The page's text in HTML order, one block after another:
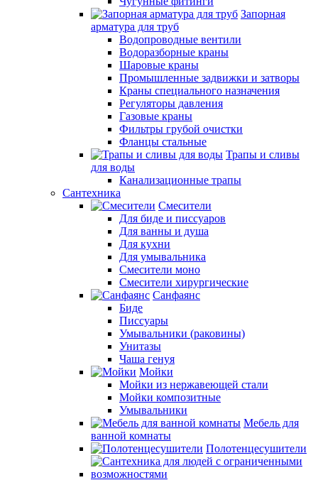
Запорная
арматура для труб
Водопроводные вентили
Водоразборные краны
Шаровые краны
Промышленные задвижки и затворы
Краны специального назначения
Регуляторы давления
Газовые краны
Фильтры грубой очистки
Фланцы стальные
Трапы и сливы
для воды
Канализационные трапы
Сантехника
Смесители
Для биде и писсуаров
Для ванны и душа
Для кухни
Для умывальника
Смесители моно
Смесители хирургические
Санфаянс
Биде
Писсуары
Умывальники (раковины)
Унитазы
Чаша генуя
Мойки
Мойки из нержавеющей стали
Мойки композитные
Умывальники
Мебель для
ванной комнаты
Полотенцесушители